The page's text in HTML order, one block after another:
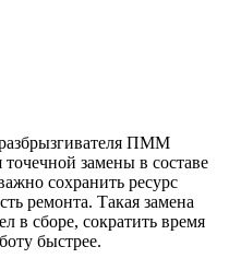
ПММ
замены в составе
сохранить ресурс
ремонта. Такая замена
в сборе, сократить время
быстрее.